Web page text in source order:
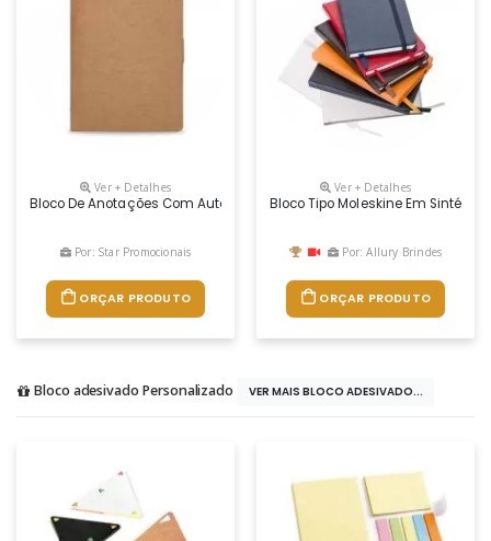
Ver + Detalhes
Bloco De Anotações Com Autoadesivos Promocional Dimensão: Altura
Por: Star Promocionais
ORÇAR PRODUTO
Ver + Detalhes
Bloco Tipo Moleskine Em
Por: Allury Brindes
ORÇAR PRODUTO
Bloco adesivado Personalizado VER MAIS BLOCO ADESIVADO...